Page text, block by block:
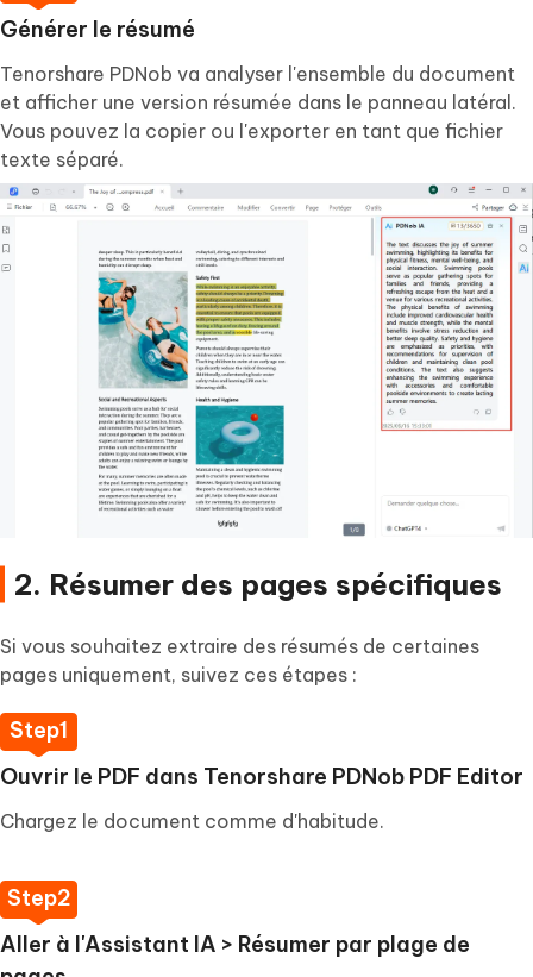
Générer le résumé
Tenorshare PDNob va analyser l'ensemble du document
et afficher une version résumée dans le panneau latéral.
Vous pouvez la copier ou l'exporter en tant que fichier
texte séparé.
2. Résumer des pages spécifiques
Si vous souhaitez extraire des résumés de certaines
pages uniquement, suivez ces étapes :
Ouvrir le PDF dans Tenorshare PDNob PDF Editor
Chargez le document comme d'habitude.
Aller à l'Assistant IA > Résumer par plage de